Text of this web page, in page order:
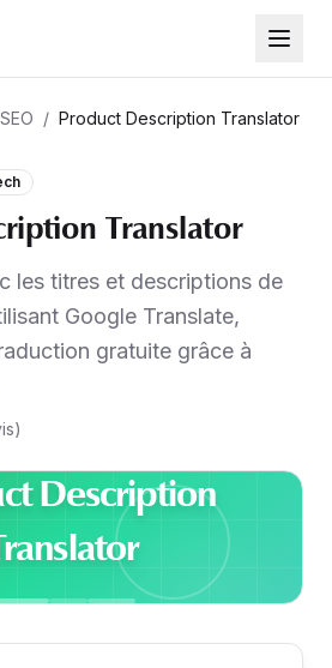
SEO / Product Description Translator
Translator
les titres et descriptions de
Google Translate,
gratuite grâce à
)
Description